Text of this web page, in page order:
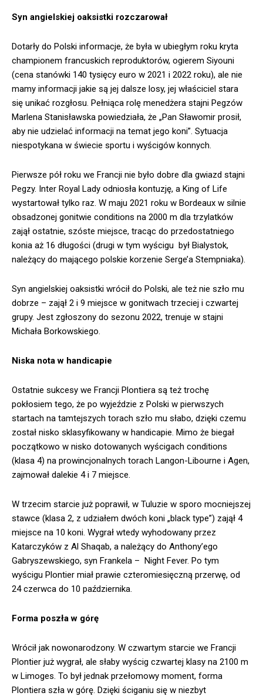
Syn angielskiej oaksistki rozczarował
Dotarły do Polski informacje, że była w ubiegłym roku kryta
championem francuskich reproduktorów, ogierem Siyouni
(cena stanówki 140 tysięcy euro w 2021 i 2022 roku), ale nie
mamy informacji jakie są jej dalsze losy, jej właściciel stara
się unikać rozgłosu. Pełniąca rolę menedżera stajni Pegzów
Marlena Stanisławska powiedziała, że „Pan Sławomir prosił,
aby nie udzielać informacji na temat jego koni”. Sytuacja
niespotykana w świecie sportu i wyścigów konnych.
Pierwsze pół roku we Francji nie było dobre dla gwiazd stajni
Pegzy. Inter Royal Lady odniosła kontuzję, a King of Life
wystartował tylko raz. W maju 2021 roku w Bordeaux w silnie
obsadzonej gonitwie conditions na 2000 m dla trzylatków
zajął ostatnie, szóste miejsce, tracąc do przedostatniego
konia aż 16 długości (drugi w tym wyścigu był Bialystok,
należący do mającego polskie korzenie Serge’a Stempniaka).
Syn angielskiej oaksistki wrócił do Polski, ale też nie szło mu
dobrze – zajął 2 i 9 miejsce w gonitwach trzeciej i czwartej
grupy. Jest zgłoszony do sezonu 2022, trenuje w stajni
Michała Borkowskiego.
Niska nota w handicapie
Ostatnie sukcesy we Francji Plontiera są też trochę
pokłosiem tego, że po wyjeździe z Polski w pierwszych
startach na tamtejszych torach szło mu słabo, dzięki czemu
został nisko sklasyfikowany w handicapie. Mimo że biegał
początkowo w nisko dotowanych wyścigach conditions
(klasa 4) na prowincjonalnych torach Langon-Libourne i Agen,
zajmował dalekie 4 i 7 miejsce.
W trzecim starcie już poprawił, w Tuluzie w sporo mocniejszej
stawce (klasa 2, z udziałem dwóch koni „black type”) zajął 4
miejsce na 10 koni. Wygrał wtedy wyhodowany przez
Katarczyków z Al Shaqab, a należący do Anthony’ego
Gabryszewskiego, syn Frankela – Night Fever. Po tym
wyścigu Plontier miał prawie czteromiesięczną przerwę, od
24 czerwca do 10 października.
Forma poszła w górę
Wrócił jak nowonarodzony. W czwartym starcie we Francji
Plontier już wygrał, ale słaby wyścig czwartej klasy na 2100 m
w Limoges. To był jednak przełomowy moment, forma
Plontiera szła w górę. Dzięki ściganiu się w niezbyt